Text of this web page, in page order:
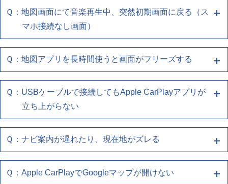
・複数の機器登録をしている場合、切り替わっていな
いか確認してください
・お使いのスマートフォンの再起動をしてください
・お使いのUSBケーブルがスマートフォンとUSBポ
ートに正しく接続されているか確認してください
しくはUSB認証取得済み品であるか確認してくださ
い
・Wi-FiやBluetoothが本機と接続されているかをご確
認ください
(無線でお使いのお客様)
・iPhoneのCarPlay設定で、ナビゲーションとの接続
Ａ１ 端末との再接続、端末/ナビの再起動をお
試しください
・お使いのスマートフォンの再起動をしてください
・お使いのUSBケーブルがスマートフォンとUSBポ
ートに正しく接続されているか確認してください
しくはUSB認証取得済み品であるか確認してくださ
い
(有線でお使いのお客様)
・Wi-FiやBluetoothが本機と接続されているかをご確
Ｑ：地図画面にて音楽再生中、突然初期画面に戻る（ス
マホ接続なし画面）
Ａ４ ナビゲーションを再起動してください
エンジン(ACC)を切ってから再度起動させても同様の
症状の場合は、販売店へご相談ください
Ｑ：地図アプリを長時間使うと画面がフリーズする
Ａ１ 端末との再接続、端末/ナビの再起動をお
試しください
・お使いのスマートフォンの再起動をしてください
・お使いのUSBケーブルがスマートフォンとUSBポ
Ｑ：USBケーブルで接続してもApple CarPlayアプリが
立ち上がらない
Ａ１ 端末との再接続、端末/ナビの再起動をお
試しください
下記の確認をお願いします
Ｑ：ナビ案内が遅れたり、現在地がズレる
Ａ１ 端末との再接続、端末/ナビの再起動をお
Ｑ：Apple CarPlayでGoogleマップが開けない